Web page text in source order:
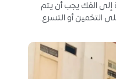
إلى الفك يجب أن يتم
التخمين أو التسرع.